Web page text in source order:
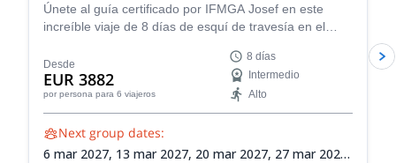
Únete al guía certificado por IFMGA Josef en este
increíble viaje de 8 días de esquí de travesía en el
Noruega. Perfecciona tu navegación en terreno virgen,
conciencia sobre avalanchas y habilidades de
montañismo en esquí mientras exploras la vasta
naturaleza de los Alpes de Lyngen.
Desde
EUR 3882
por persona para 6 viajeros
8 días
Intermedio
Alto
Next group dates:
6 mar 2027, 13 mar 2027, 20 mar 2027, 27 mar 2027,